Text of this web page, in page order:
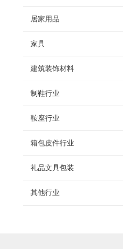
居家用品
家具
建筑装饰材料
制鞋行业
鞍座行业
箱包皮件行业
礼品文具包装
其他行业